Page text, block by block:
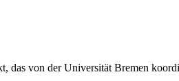
das von der Universität Bremen